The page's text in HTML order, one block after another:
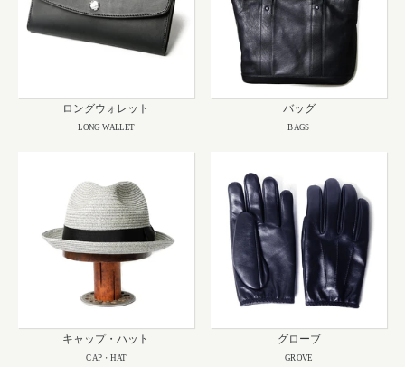
ロングウォレット
LONG WALLET
バッグ
BAGS
キャップ・ハット
CAP・HAT
グローブ
GROVE